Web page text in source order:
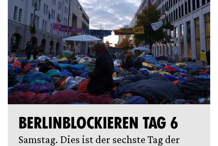
BERLINBLOCKIEREN TAG 6
Samstag. Dies ist der sechste Tag der